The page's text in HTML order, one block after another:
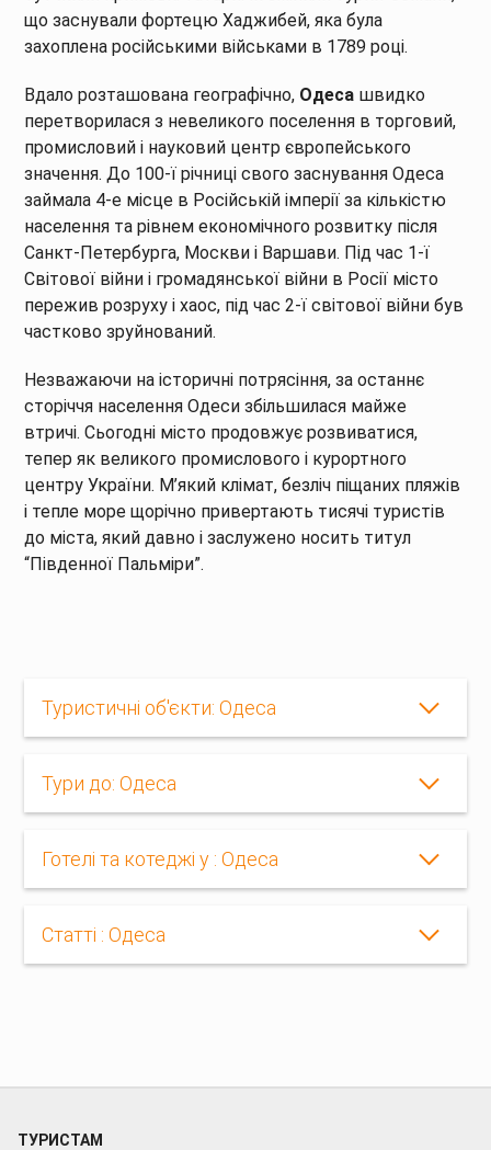
що заснували фортецю Хаджибей, яка була
захоплена російськими військами в 1789 році.
Вдало розташована географічно, Одеса швидко
перетворилася з невеликого поселення в торговий,
промисловий і науковий центр європейського
значення. До 100-ї річниці свого заснування Одеса
займала 4-е місце в Російській імперії за кількістю
населення та рівнем економічного розвитку після
Санкт-Петербурга, Москви і Варшави. Під час 1-ї
Світової війни і громадянської війни в Росії місто
пережив розруху і хаос, під час 2-ї світової війни був
частково зруйнований.
Незважаючи на історичні потрясіння, за останнє
сторіччя населення Одеси збільшилася майже
втричі. Сьогодні місто продовжує розвиватися,
тепер як великого промислового і курортного
центру України. М’який клімат, безліч піщаних пляжів
і тепле море щорічно привертають тисячі туристів
до міста, який давно і заслужено носить титул
“Південної Пальміри”.
Туристичні об'єкти: Одеса
Тури до: Одеса
Готелі та котеджі у : Одеса
Статті : Одеса
ТУРИСТАМ